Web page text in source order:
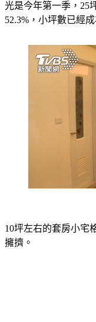
光是今年第一季，25
52.3%，小坪數已經
10坪左右的套房小宅
擁擠。